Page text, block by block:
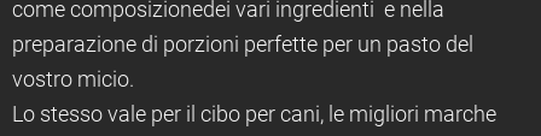
come composizionedei vari ingredienti e nella
preparazione di porzioni perfette per un pasto del
vostro micio.
Lo stesso vale per il cibo per cani, le migliori marche